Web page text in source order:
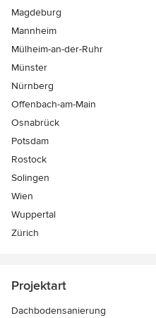
Magdeburg
Mannheim
Mülheim-an-der-Ruhr
Münster
Nürnberg
Offenbach-am-Main
Osnabrück
Potsdam
Rostock
Solingen
Wien
Wuppertal
Zürich
Projektart
Dachbodensanierung